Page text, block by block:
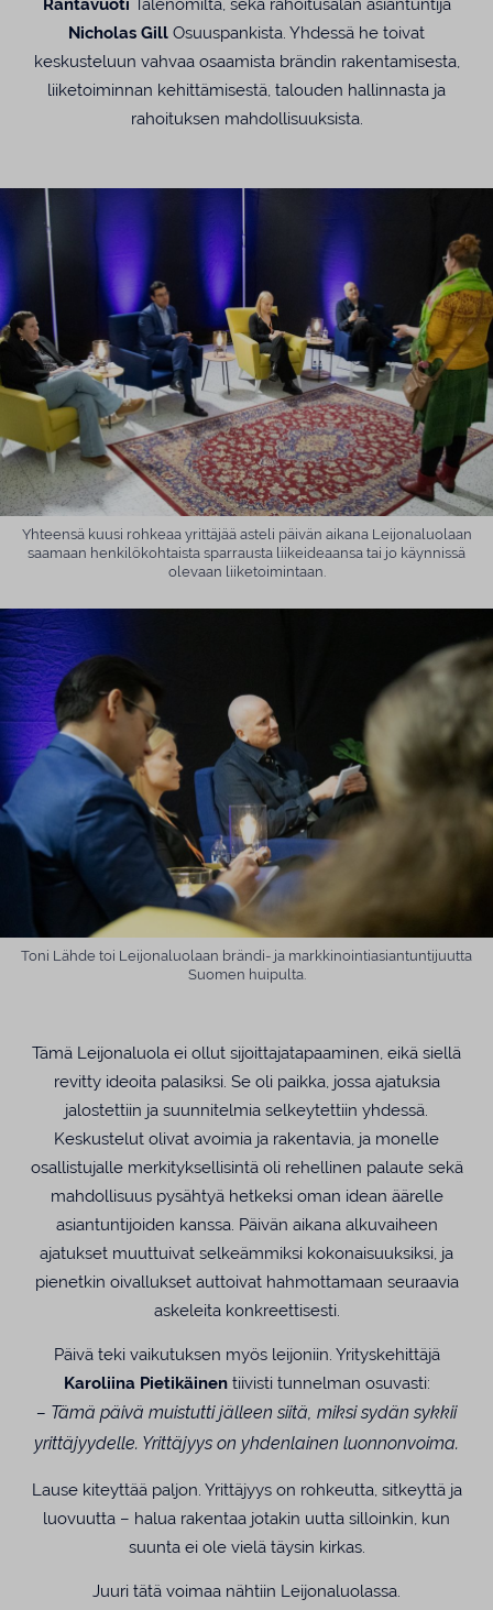
Nicholas Gill Osuuspankista. Yhdessä he toivat
keskusteluun vahvaa osaamista brändin rakentamisesta,
liiketoiminnan kehittämisestä, talouden hallinnasta ja
rahoituksen mahdollisuuksista.
Yhteensä kuusi rohkeaa yrittäjää asteli päivän aikana Leijonaluolaan
saamaan henkilökohtaista sparrausta liikeideaansa tai jo käynnissä
olevaan liiketoimintaan.
Toni Lähde toi Leijonaluolaan brändi- ja markkinointiasiantuntijuutta
Suomen huipulta.
Tämä Leijonaluola ei ollut sijoittajatapaaminen, eikä siellä
revitty ideoita palasiksi. Se oli paikka, jossa ajatuksia
jalostettiin ja suunnitelmia selkeytettiin yhdessä.
Keskustelut olivat avoimia ja rakentavia, ja monelle
osallistujalle merkityksellisintä oli rehellinen palaute sekä
mahdollisuus pysähtyä hetkeksi oman idean äärelle
asiantuntijoiden kanssa. Päivän aikana alkuvaiheen
ajatukset muuttuivat selkeämmiksi kokonaisuuksiksi, ja
pienetkin oivallukset auttoivat hahmottamaan seuraavia
askeleita konkreettisesti.
Päivä teki vaikutuksen myös leijoniin. Yrityskehittäjä
Karoliina Pietikäinentiivisti tunnelman osuvasti:
– Tämä päivä muistutti jälleen siitä, miksi sydän sykkii
yrittäjyydelle. Yrittäjyys on yhdenlainen luonnonvoima.
Lause kiteyttää paljon. Yrittäjyys on rohkeutta, sitkeyttä ja
luovuutta – halua rakentaa jotakin uutta silloinkin, kun
suunta ei ole vielä täysin kirkas.
Juuri tätä voimaa nähtiin Leijonaluolassa.